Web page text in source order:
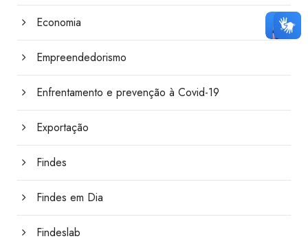
Economia
Empreendedorismo
Enfrentamento e prevenção à Covid-19
Exportação
Findes
Findes em Dia
Findeslab